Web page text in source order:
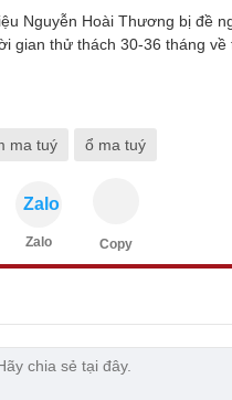
Nguyễn Hoài Thương bị đề
gian thử thách 30-36 tháng về
ma tuý ổ ma tuý
Zalo
Zalo Copy